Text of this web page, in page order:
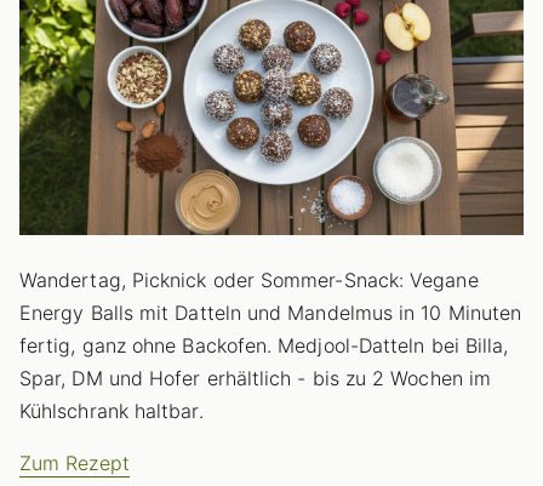
Wandertag, Picknick oder Sommer-Snack: Vegane
Energy Balls mit Datteln und Mandelmus in 10 Minuten
fertig, ganz ohne Backofen. Medjool-Datteln bei Billa,
Spar, DM und Hofer erhältlich - bis zu 2 Wochen im
Kühlschrank haltbar.
Zum Rezept